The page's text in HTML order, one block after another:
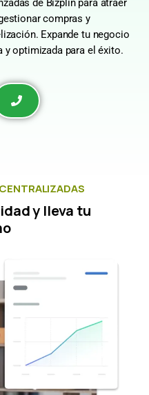
de Bizplin para atraer
compras y
Expande tu negocio
y optimizada para el éxito.
y lleva tu